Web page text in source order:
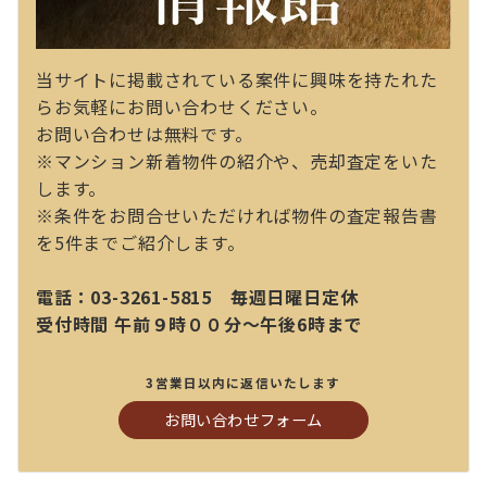
当サイトに掲載されている案件に興味を持たれた
らお気軽にお問い合わせください。
お問い合わせは無料です。
※マンション新着物件の紹介や、売却査定をいた
します。
※条件をお問合せいただければ物件の査定報告書
を5件までご紹介します。
電話：03-3261-5815 毎週日曜日定休
受付時間 午前９時００分～午後6時まで
3営業日以内に返信いたします
お問い合わせフォーム